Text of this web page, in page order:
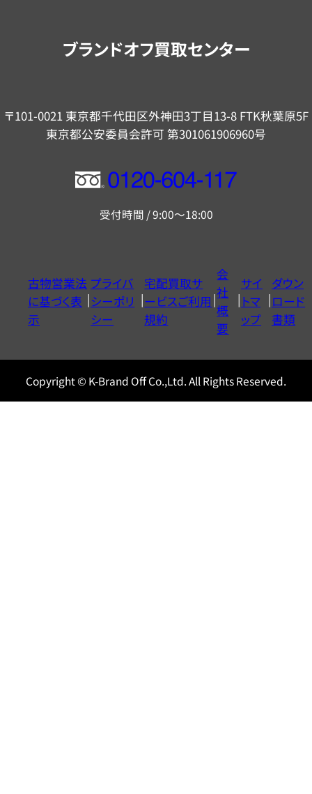
ブランドオフ買取センター
〒101-0021 東京都千代田区外神田3丁目13-8 FTK秋葉原5F
東京都公安委員会許可 第301061906960号
フ
ー
ヤ
ル
0120604117
受付時間 / 9:00～18:00
古物営業法
に基づく表
示
プライバ
シーポリ
シー
宅配買取サ
ービスご利用
規約
会
社
概
要
サイ
トマ
ップ
ダウン
ロード
書類
Copyright © K-Brand Off Co.,Ltd. All Rights Reserved.